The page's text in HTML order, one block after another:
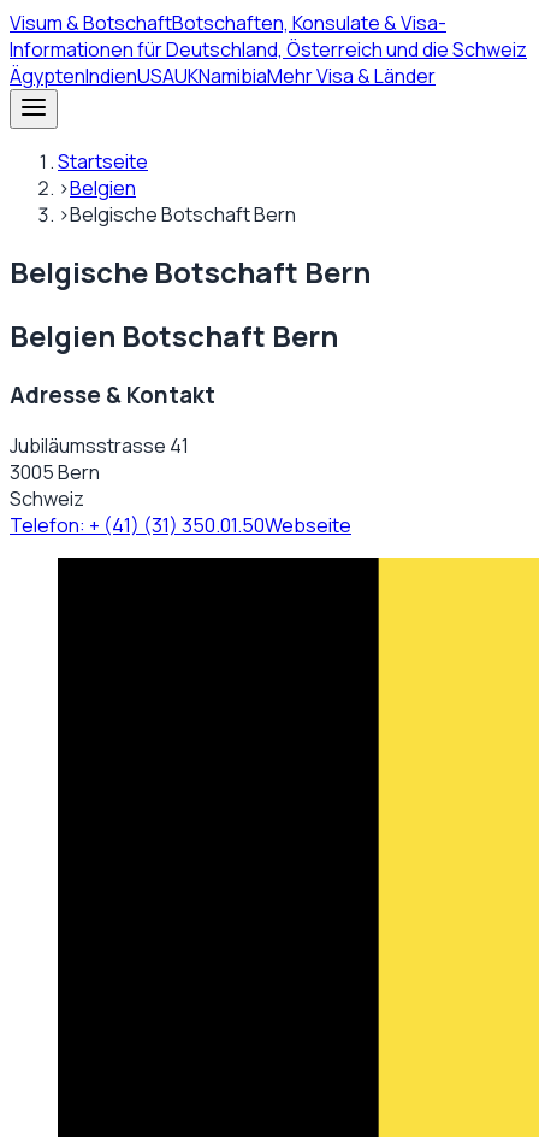
Visum& BotschaftBotschaften, Konsulate & Visa-
Informationen für Deutschland, Österreich und die Schweiz
ÄgyptenIndienUSAUKNamibiaMehr Visa & Länder
Startseite
›Belgien
›Belgische Botschaft Bern
Belgische Botschaft Bern
Belgien Botschaft Bern
Adresse & Kontakt
Jubiläumsstrasse 41
3005 Bern
Schweiz
Telefon: + (41) (31) 350.01.50Webseite